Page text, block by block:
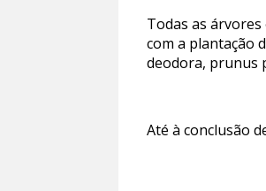
Todas as
com a plantação
deodora, prunus
Até à conclusão